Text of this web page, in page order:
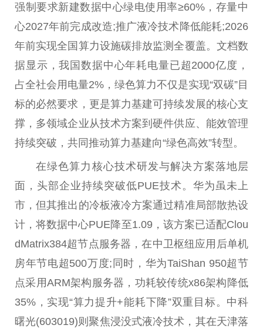
强制要求新建数据中心绿电使用率≥60%，存量中
心2027年前完成改造;推广液冷技术降低能耗;2026
年前实现全国算力设施碳排放监测全覆盖。文档数
据显示，我国数据中心年耗电量已超2000亿度，
占全社会用电量2%，绿色算力不仅是实现“双碳”目
标的必然要求，更是算力基建可持续发展的核心支
撑，多领域企业从技术方案到硬件供应、能效管理
持续突破，共同推动算力基建向“绿色高效”转型。
在绿色算力核心技术研发与解决方案落地层
面，头部企业持续突破低PUE技术。华为虽未上
市，但其推出的冷板液冷方案通过精准局部散热设
计，将数据中心PUE降至1.09，该方案已适配Clou
dMatrix384超节点服务器，在中卫枢纽应用后单机
房年节电超500万度;同时，华为TaiShan 950超节
点采用ARM架构服务器，功耗较传统x86架构降低
35%，实现“算力提升+能耗下降”双重目标。中科
曙光(603019)则聚焦浸没式液冷技术，其在天津落